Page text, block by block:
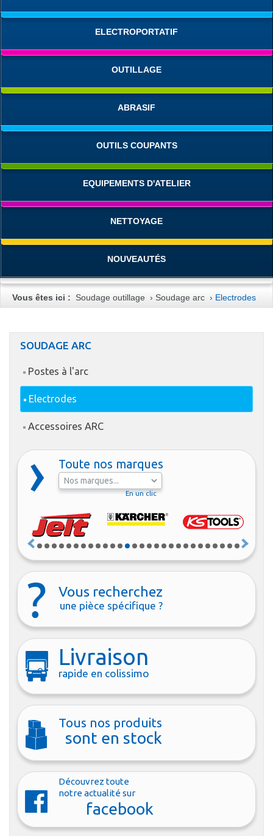
ELECTROPORTATIF
OUTILLAGE
ABRASIF
OUTILS COUPANTS
EQUIPEMENTS D'ATELIER
NETTOYAGE
NOUVEAUTÉS
Vous êtes ici : Soudage outillage ›Soudage arc › Electrodes
SOUDAGE ARC
Postes à l'arc
Electrodes
Accessoires ARC
Toute nos marques
En un clic
Vous recherchez
une pièce spécifique ?
Livraison
rapide en colissimo
Tous nos produits
sont en stock
Découvrez toute
notre actualité sur
facebook